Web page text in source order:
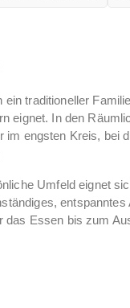
traditioneller
eignet. In den
engsten Kreis, bei
Umfeld eignet
Essen bis zum